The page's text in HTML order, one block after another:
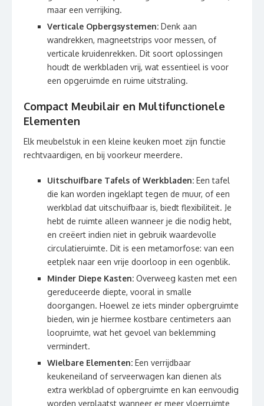
maar een verrijking.
Verticale Opbergsystemen: Denk aan
wandrekken, magneetstrips voor messen, of
verticale kruidenrekken. Dit soort oplossingen
houdt de werkbladen vrij, wat essentieel is voor
een opgeruimde en ruime uitstraling.
Compact Meubilair en Multifunctionele
Elementen
Elk meubelstuk in een kleine keuken moet zijn functie
rechtvaardigen, en bij voorkeur meerdere.
Uitschuifbare Tafels of Werkbladen: Een tafel
die kan worden ingeklapt tegen de muur, of een
werkblad dat uitschuifbaar is, biedt flexibiliteit. Je
hebt de ruimte alleen wanneer je die nodig hebt,
en creëert indien niet in gebruik waardevolle
circulatieruimte. Dit is een metamorfose: van een
eetplek naar een vrije doorloop in een ogenblik.
Minder Diepe Kasten: Overweeg kasten met een
gereduceerde diepte, vooral in smalle
doorgangen. Hoewel ze iets minder opbergruimte
bieden, win je hiermee kostbare centimeters aan
loopruimte, wat het gevoel van beklemming
vermindert.
Wielbare Elementen: Een verrijdbaar
keukeneiland of serveerwagen kan dienen als
extra werkblad of opbergruimte en kan eenvoudig
worden verplaatst wanneer er meer vloerruimte